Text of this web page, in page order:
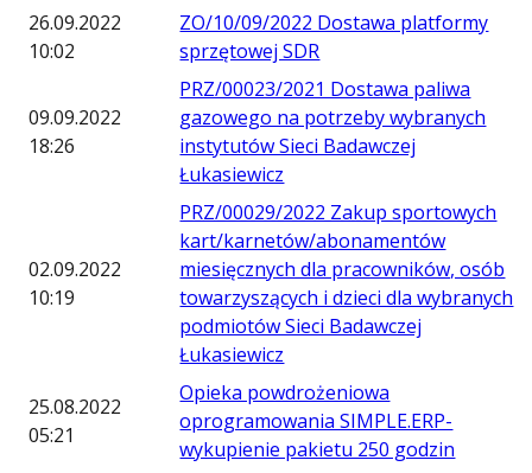
26.09.2022
10:02
ZO/10/09/2022 Dostawa platformy
sprzętowej SDR
09.09.2022
18:26
PRZ/00023/2021 Dostawa paliwa
gazowego na potrzeby wybranych
instytutów Sieci Badawczej
Łukasiewicz
02.09.2022
10:19
PRZ/00029/2022 Zakup sportowych
kart/karnetów/abonamentów
miesięcznych dla pracowników, osób
towarzyszących i dzieci dla wybranych
podmiotów Sieci Badawczej
Łukasiewicz
25.08.2022
05:21
Opieka powdrożeniowa
oprogramowania SIMPLE.ERP-
wykupienie pakietu 250 godzin